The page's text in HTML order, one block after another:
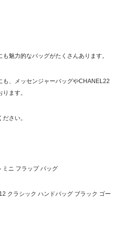
魅力的なバッグがたくさんあります。
、 メッセンジャーバッグやCHANEL22
ます。
さい。
ニ フラップ バッグ
クラシック ハンドバッグ ブラック ゴー